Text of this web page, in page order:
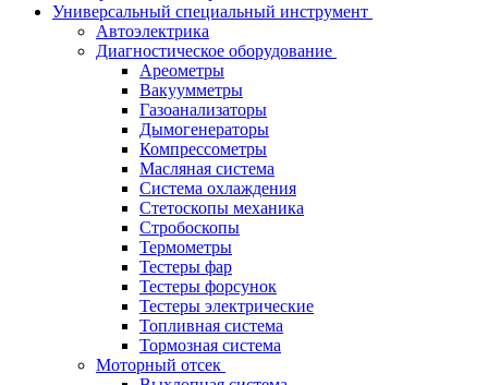
Универсальный специальный инструмент
Автоэлектрика
Диагностическое оборудование
Ареометры
Вакуумметры
Газоанализаторы
Дымогенераторы
Компрессометры
Масляная система
Система охлаждения
Стетоскопы механика
Стробоскопы
Термометры
Тестеры фар
Тестеры форсунок
Тестеры электрические
Топливная система
Тормозная система
Моторный отсек